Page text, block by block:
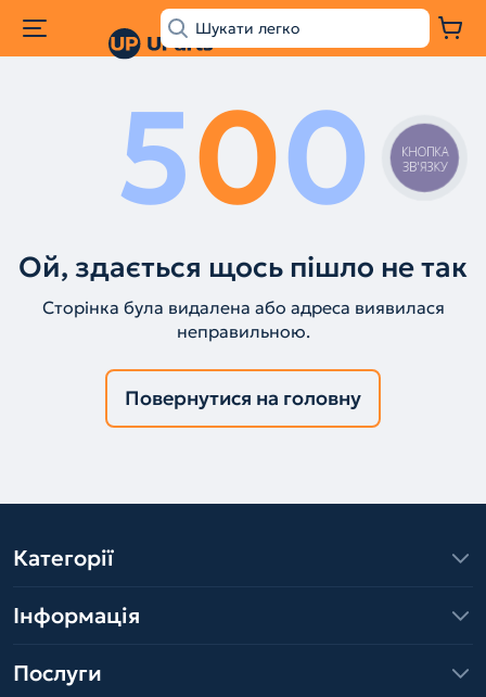
500
Ой, здається щось пішло не так
Сторінка була видалена або адреса виявилася
неправильною.
Повернутися на головну
Категорії
Інформація
Послуги
КНОПКА
ЗВ'ЯЗКУ